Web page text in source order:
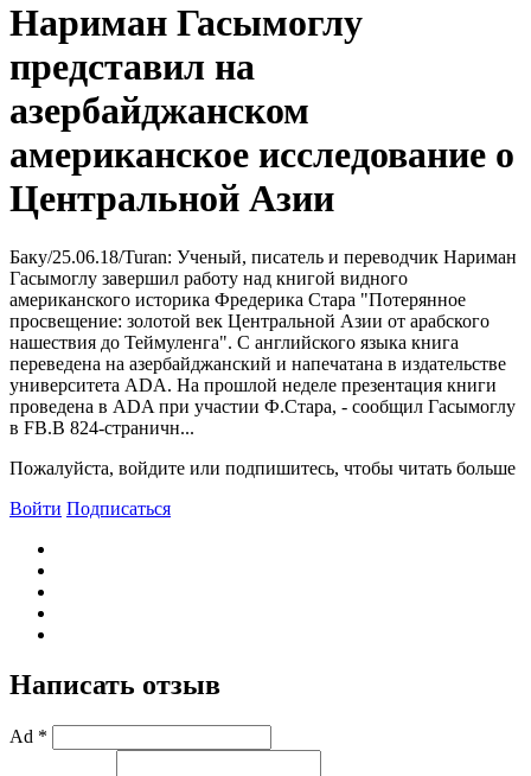
Нариман Гасымоглу
представил на
азербайджанском
американское исследование о
Центральной Азии
Баку/25.06.18/Turan: Ученый, писатель и переводчик Нариман
Гасымоглу завершил работу над книгой видного
американского историка Фредерика Стара "Потерянное
просвещение: золотой век Центральной Азии от арабского
нашествия до Теймуленга". С английского языка книга
переведена на азербайджанский и напечатана в издательстве
университета ADA. На прошлой неделе презентация книги
проведена в ADA при участии Ф.Стара, - сообщил Гасымоглу
в FB.B 824-страничн...
Пожалуйста, войдите или подпишитесь, чтобы читать больше
Войти Подписаться
Написать отзыв
Ad *